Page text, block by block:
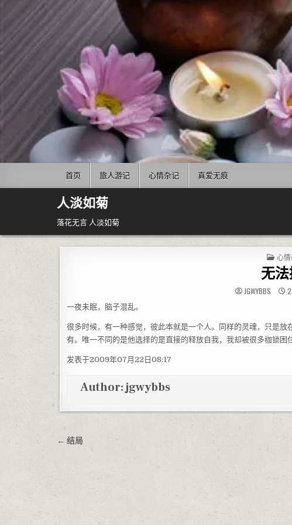
Skip to content
首页 旅人游记 心情杂记 真爱无痕
人淡如菊
落花无言 人淡如菊
心
无
JGWYBBS
一夜未眠，脑子混乱。
很多时候，有一种感觉，彼此本就是一个人。同样的灵魂，只是
有。唯一不同的是他选择的是直接的释放自我，我却被很多枷锁困
发表于2009年07月22日08:17
Author:jgwybbs
文章导航
← 结局